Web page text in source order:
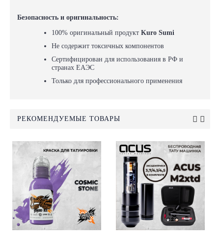
Безопасность и оригинальность:
100% оригинальный продукт Kuro Sumi
Не содержит токсичных компонентов
Сертифицирован для использования в РФ и
странах ЕАЭС
Только для профессионального применения
РЕКОМЕНДУЕМЫЕ ТОВАРЫ